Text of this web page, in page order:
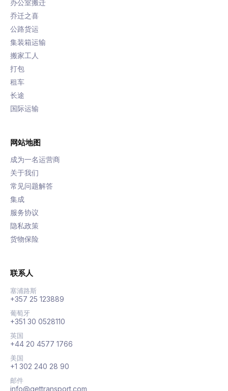
办公室搬迁
乔迁之喜
公路货运
集装箱运输
搬家工人
打包
租车
长途
国际运输
网站地图
成为一名运营商
关于我们
常见问题解答
集成
服务协议
隐私政策
货物保险
联系人
塞浦路斯
+357 25 123889
葡萄牙
+351 30 0528110
英国
+44 20 4577 1766
美国
+1 302 240 28 90
邮件
info@gettransport.com